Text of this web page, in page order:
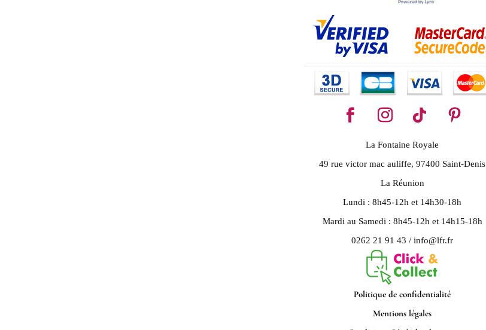
La Fontaine Royale
49 rue victor mac auliffe, 97400 Saint-Denis
La Réunion
Lundi : 8h45-12h et 14h30-18h
Mardi au Samedi : 8h45-12h et 14h15-18h
0262 21 91 43 / info@lfr.fr
Politique de confidentialité
Mentions légales